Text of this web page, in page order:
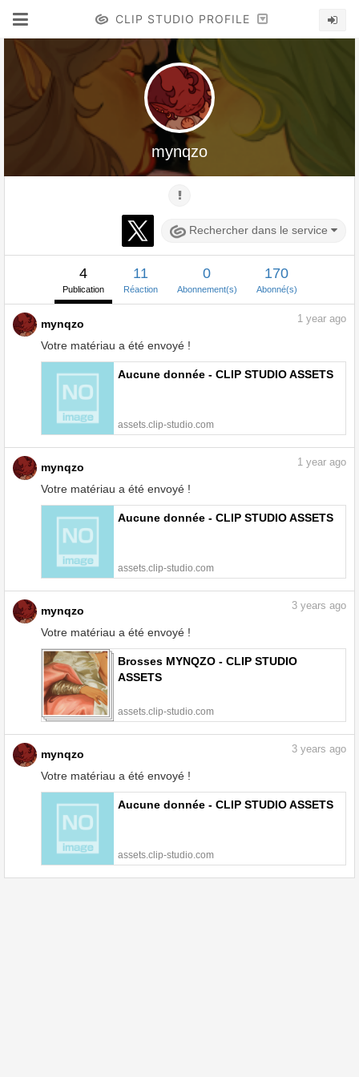
CLIP STUDIO PROFILE
mynqzo
Rechercher dans le service
4
Publication
11
Réaction
0
Abonnement(s)
170
Abonné(s)
mynqzo
Votre matériau a été envoyé !
1 year ago
Aucune donnée - CLIP STUDIO ASSETS
assets.clip-studio.com
mynqzo
Votre matériau a été envoyé !
1 year ago
Aucune donnée - CLIP STUDIO ASSETS
assets.clip-studio.com
mynqzo
Votre matériau a été envoyé !
3 years ago
Brosses MYNQZO - CLIP STUDIO
ASSETS
assets.clip-studio.com
mynqzo
Votre matériau a été envoyé !
3 years ago
Aucune donnée - CLIP STUDIO ASSETS
assets.clip-studio.com